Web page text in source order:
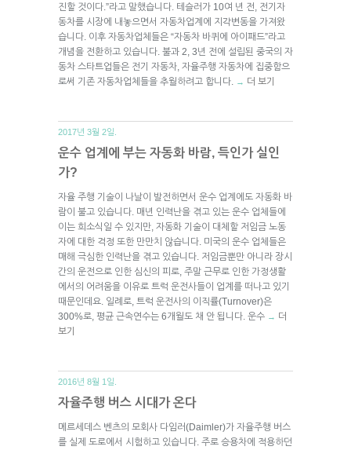
진할 것이다.”라고 말했습니다. 테슬러가 10여 년 전, 전기자
동차를 시장에 내놓으면서 자동차업계에 지각변동을 가져왔
습니다. 이후 자동차업체들은 “자동차 바퀴에 아이패드”라고
개념을 전환하고 있습니다. 불과 2, 3년 전에 설립된 중국의 자
동차 스타트업들은 전기 자동차, 자율주행 자동차에 집중함으
로써 기존 자동차업체들을 추월하려고 합니다.
→ 더 보기
2017년 3월 2일.
운수 업계에 부는 자동화 바람, 득인가 실인
가?
자율 주행 기술이 나날이 발전하면서 운수 업계에도 자동화 바
람이 불고 있습니다. 매년 인력난을 겪고 있는 운수 업체들에
이는 희소식일 수 있지만, 자동화 기술이 대체할 저임금 노동
자에 대한 걱정 또한 만만치 않습니다. 미국의 운수 업체들은
매해 극심한 인력난을 겪고 있습니다. 저임금뿐만 아니라 장시
간의 운전으로 인한 심신의 피로, 주말 근무로 인한 가정생활
에서의 어려움을 이유로 트럭 운전사들이 업계를 떠나고 있기
때문인데요. 일례로, 트럭 운전사의 이직률(Turnover)은
300%로, 평균 근속연수는 6개월도 채 안 됩니다. 운수 → 더
보기
2016년 8월 1일.
자율주행 버스 시대가 온다
메르세데스 벤츠의 모회사 다임러(Daimler)가 자율주행 버스
를 실제 도로에서 시험하고 있습니다. 주로 승용차에 적용하던